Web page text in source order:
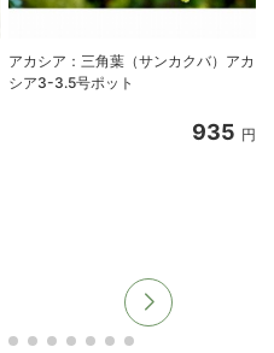
アカシア：三角葉（サンカクバ）アカ
シア3-3.5号ポット
935 円